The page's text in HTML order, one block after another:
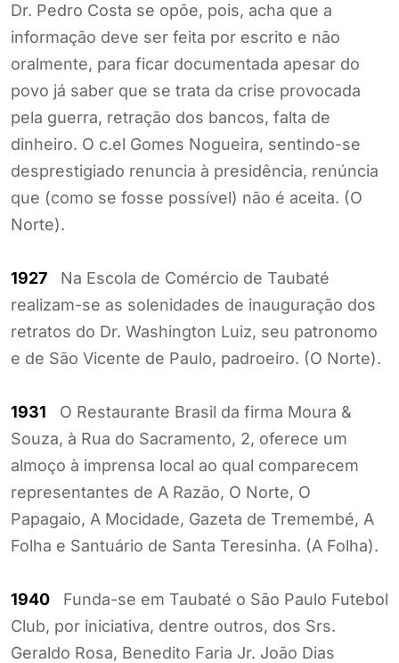
Dr. Pedro Costa se opõe, pois, acha que a
informação deve ser feita por escrito e não
oralmente, para ficar documentada apesar do
povo já saber que se trata da crise provocada
pela guerra, retração dos bancos, falta de
dinheiro. O c.el Gomes Nogueira, sentindo-se
desprestigiado renuncia à presidência, renúncia
que (como se fosse possível) não é aceita. (O
Norte).
1927 Na Escola de Comércio de Taubaté
realizam-se as solenidades de inauguração dos
retratos do Dr. Washington Luiz, seu patronomo
e de São Vicente de Paulo, padroeiro. (O Norte).
1931 O Restaurante Brasil da firma Moura &
Souza, à Rua do Sacramento, 2, oferece um
almoço à imprensa local ao qual comparecem
representantes de A Razão, O Norte, O
Papagaio, A Mocidade, Gazeta de Tremembé, A
Folha e Santuário de Santa Teresinha. (A Folha).
1940 Funda-se em Taubaté o São Paulo Futebol
Club, por iniciativa, dentre outros, dos Srs.
Geraldo Rosa, Benedito Faria Jr. João Dias